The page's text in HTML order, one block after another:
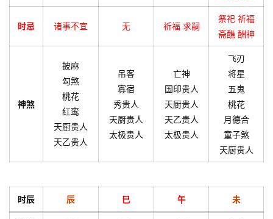
时忌 诸事不宜 无 祈福 求嗣
祭祀 祈福
斋醮 酬神
神煞
披麻
勾煞
桃花
红鸾
天厨贵人
天乙贵人
吊客
寡宿
秀贵人
天厨贵人
太极贵人
亡神
国印贵人
天厨贵人
天乙贵人
太极贵人
飞刃
将星
五鬼
桃花
月德合
童子煞
天厨贵人
时辰 辰 巳 午 未